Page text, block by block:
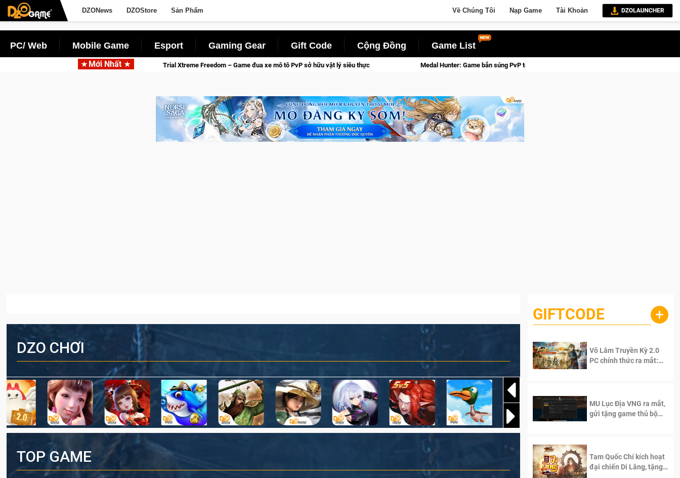
DZONews DZOStore Sản Phẩm Về Chúng Tôi Nạp Game Tài Khoản
PC/ Web Mobile Game Esport Gaming Gear Gift Code Cộng Đồng Game List
Mới Nhất
Trial Xtreme Freedom – Game đua xe mô tô PvP sở hữu vật lý siêu thực Medal Hunter: Game bắn súng PvP tọa độ đỉnh cao đưa bạn vào các chiến dịch lịch sử khốc liệt
DZO CHƠI
TOP GAME
GIFTCODE +
Võ Lâm Truyền Kỳ 2.0
PC chính thức ra mắt:
MU Lục Địa VNG ra mắt,
gửi tặng game thủ bộ
Tam Quốc Chí kích hoạt
đại chiến Di Lăng, tặng